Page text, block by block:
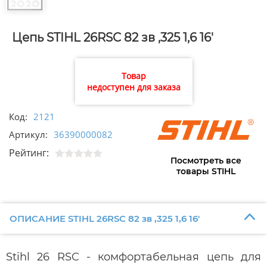
Цепь STIHL 26RSC 82 зв ,325 1,6 16'
Товар
недоступен для заказа
Код: 2121
Артикул: 36390000082
Рейтинг:
Посмотреть все
товары STIHL
ОПИСАНИЕ STIHL 26RSC 82 зв ,325 1,6 16'
Stihl 26 RSC - комфортабельная цепь для